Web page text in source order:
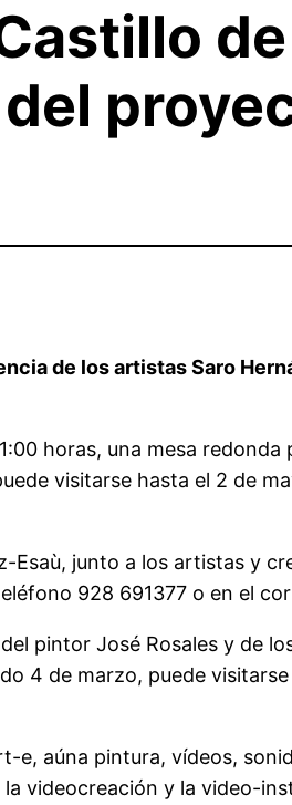
de los artistas Saro
horas, una mesa
visitarse hasta el 2 de
junto a los artistas y
928 691377 o en el
pintor José Rosales y de
4 de marzo, puede
aúna pintura, vídeos,
videocreación y la video-